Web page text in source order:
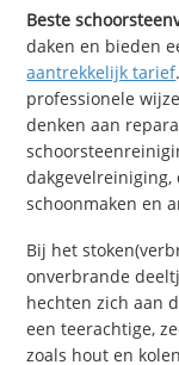
Beste
daken en bieden
aantrekkelijk tarief
professionele
denken aan
schoonmaken en
Bij het
onverbrande
hechten zich aan
een teerachtige,
zoals hout en